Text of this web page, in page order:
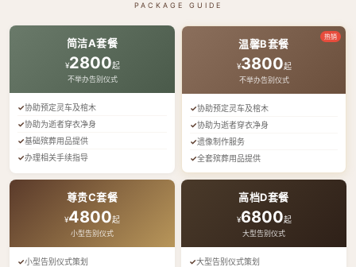
PACKAGE GUIDE
简洁A套餐
¥2800起
不举办告别仪式
协助预定灵车及棺木
协助为逝者穿衣净身
基础殡葬用品提供
办理相关手续指导
热销
温馨B套餐
¥3800起
不举办告别仪式
协助预定灵车及棺木
协助为逝者穿衣净身
遗像制作服务
全套殡葬用品提供
尊贵C套餐
¥4800起
小型告别仪式
小型告别仪式策划
高档D套餐
¥6800起
大型告别仪式
大型告别仪式策划